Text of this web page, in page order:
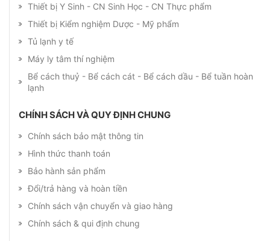
Thiết bị Y Sinh - CN Sinh Học - CN Thực phẩm
Thiết bị Kiểm nghiệm Dược - Mỹ phẩm
Tủ lạnh y tế
Máy ly tâm thí nghiệm
Bể cách thuỷ - Bể cách cát - Bể cách dầu - Bể tuần hoàn
lạnh
CHÍNH SÁCH VÀ QUY ĐỊNH CHUNG
Chính sách bảo mật thông tin
Hình thức thanh toán
Bảo hành sản phẩm
Đổi/trả hàng và hoàn tiền
Chính sách vận chuyển và giao hàng
Chính sách & qui định chung